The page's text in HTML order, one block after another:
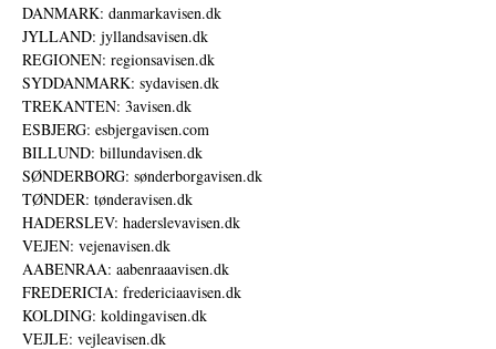
DANMARK: danmarkavisen.dk
JYLLAND: jyllandsavisen.dk
REGIONEN: regionsavisen.dk
SYDDANMARK: sydavisen.dk
TREKANTEN: 3avisen.dk
ESBJERG: esbjergavisen.com
BILLUND: billundavisen.dk
SØNDERBORG: sønderborgavisen.dk
TØNDER: tønderavisen.dk
HADERSLEV: haderslevavisen.dk
VEJEN: vejenavisen.dk
AABENRAA: aabenraaavisen.dk
FREDERICIA: fredericiaavisen.dk
KOLDING: koldingavisen.dk
VEJLE: vejleavisen.dk